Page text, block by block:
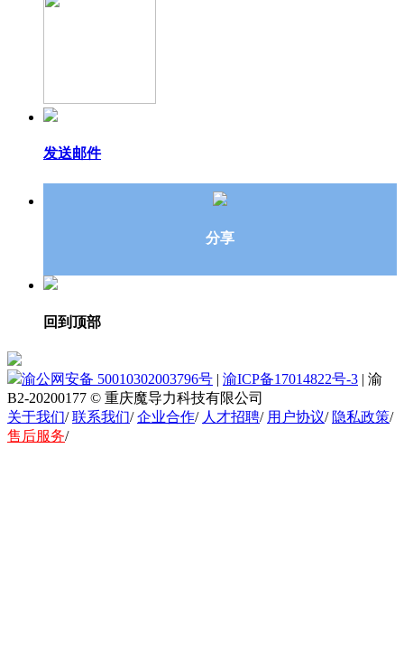
发送邮件
分享
回到顶部
渝公网安备 50010302003796号 | 渝ICP备17014822号-3 | 渝
B2-20200177 © 重庆魔导力科技有限公司
关于我们/联系我们/企业合作/ 人才招聘/ 用户协议/ 隐私政策/
售后服务/